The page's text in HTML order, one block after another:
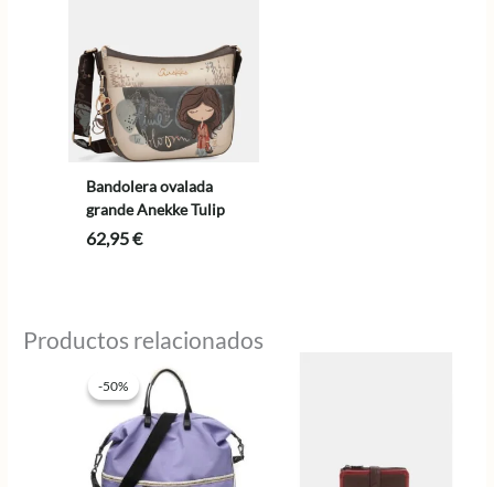
Bandolera ovalada
grande Anekke Tulip
62,95€
Productos relacionados
-50%
-50%